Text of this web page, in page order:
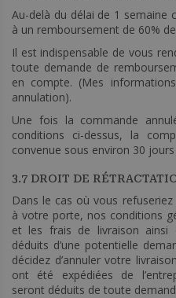
Au-delà du délai de 1 semaine
à un remboursement de 60%
Il est indispensable de vous
toute demande de
en compte. (Mes
annulation).
Une fois la commande
conditions ci-dessus, la
convenue sous environ 30
3.7 DROIT DE
Dans le cas où vous
à votre porte, nos conditions
et les frais de livraison
déduits d’une potentielle
décidez d’annuler votre
ont été expédiées de
seront déduits de toute